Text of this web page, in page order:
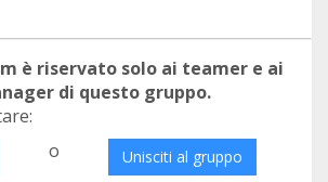
è riservato solo ai teamer e ai
di questo gruppo.
o Unisciti al gruppo